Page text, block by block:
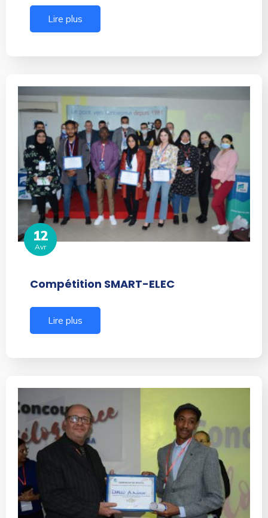
Lire plus
12
Avr
Compétition SMART-ELEC
Lire plus